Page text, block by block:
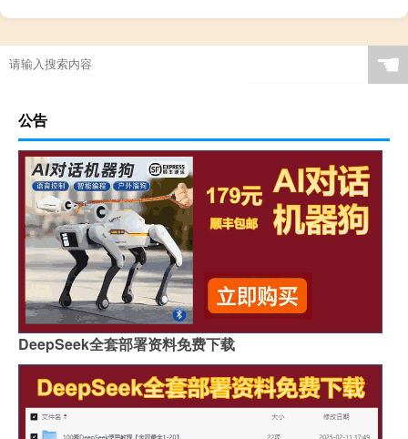
☚
公告
DeepSeek全套部署资料免费下载